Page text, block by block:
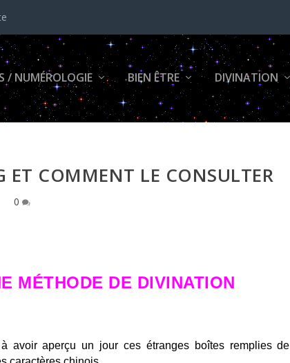
/ NUMÉROLOGIE BIEN ÊTRE DIVINATION
ET COMMENT LE CONSULTER
0
MÉTHODE DE DIVINATION
avoir aperçu un jour ces étranges boîtes remplies de